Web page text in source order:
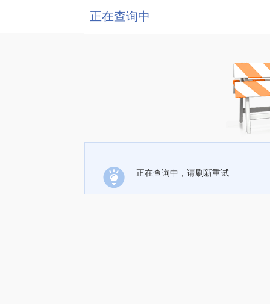
正在查询中
正在查询中，请刷新重试